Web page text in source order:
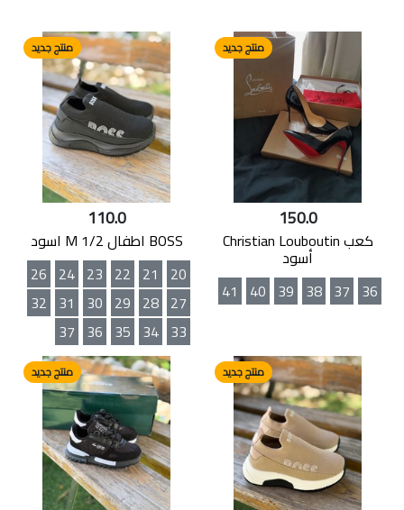
منتج جديد
150.0
كعب Christian Louboutin
أسود
36
37
38
39
40
41
منتج جديد
110.0
BOSS اطفال M 1/2 اسود
20
21
22
23
24
26
27
28
29
30
31
32
33
34
35
36
37
منتج جديد منتج جديد